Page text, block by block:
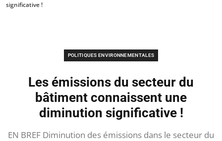
significative !
POLITIQUES ENVIRONNEMENTALES
Les émissions du secteur du
bâtiment connaissent une
diminution significative !
EN BREF Diminution des émissions dans le secteur du